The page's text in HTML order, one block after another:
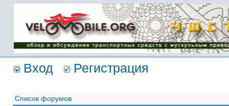
Имя пользователя:
Пароль:
{ LOG_ME_IN_SHORT
}
Вход Регистрация
Список форумов